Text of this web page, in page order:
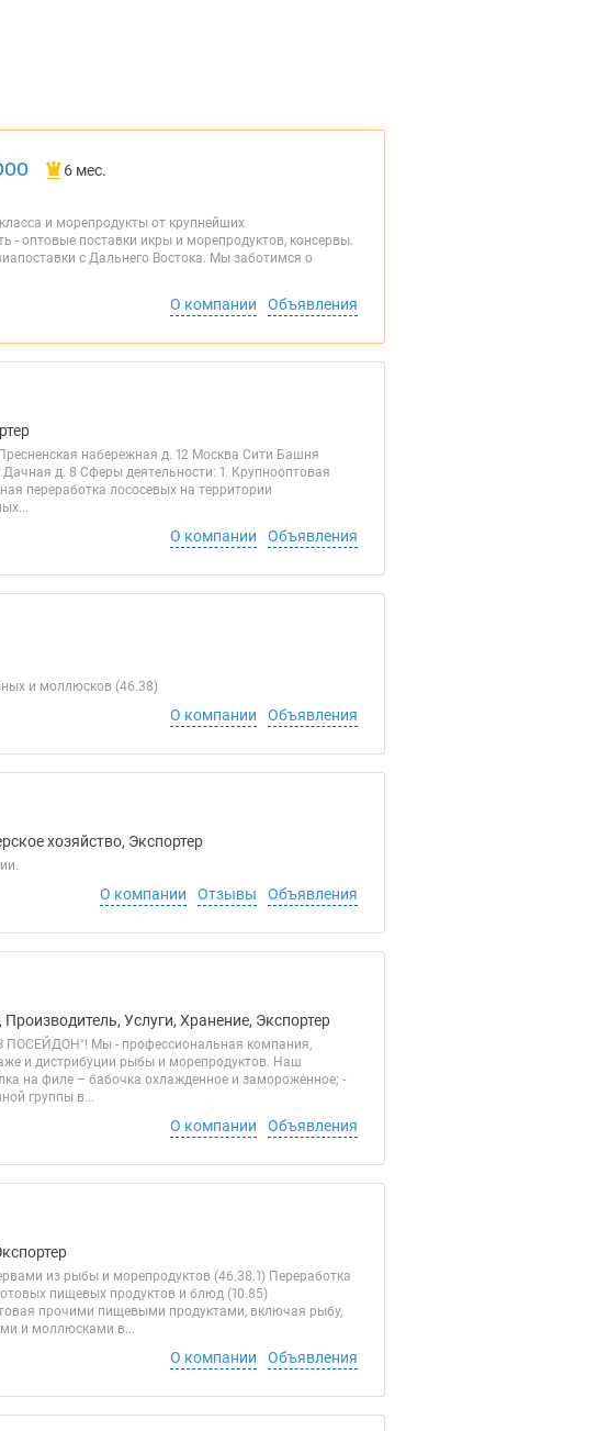
6 мес.
и морепродукты от крупнейших
оптовые поставки икры и морепродуктов, консервы.
с Дальнего Востока. Мы заботимся о
О компании Объявления
набережная д. 12 Москва Сити Башня
д. 8 Сферы деятельности: 1. Крупнооптовая
переработка лососевых на территории
О компании Объявления
и моллюсков (46.38)
О компании Объявления
и сегодня
хозяйство, Экспортер
О компании Отзывы Объявления
Услуги, Хранение, Экспортер
ПОСЕЙДОН"! Мы - профессиональная компания,
и дистрибуции рыбы и морепродуктов. Наш
на филе – бабочка охлажденное и замороженное; -
группы в...
О компании Объявления
из рыбы и морепродуктов (46.38.1) Переработка
пищевых продуктов и блюд (10.85)
прочими пищевыми продуктами, включая рыбу,
и моллюсками в...
О компании Объявления